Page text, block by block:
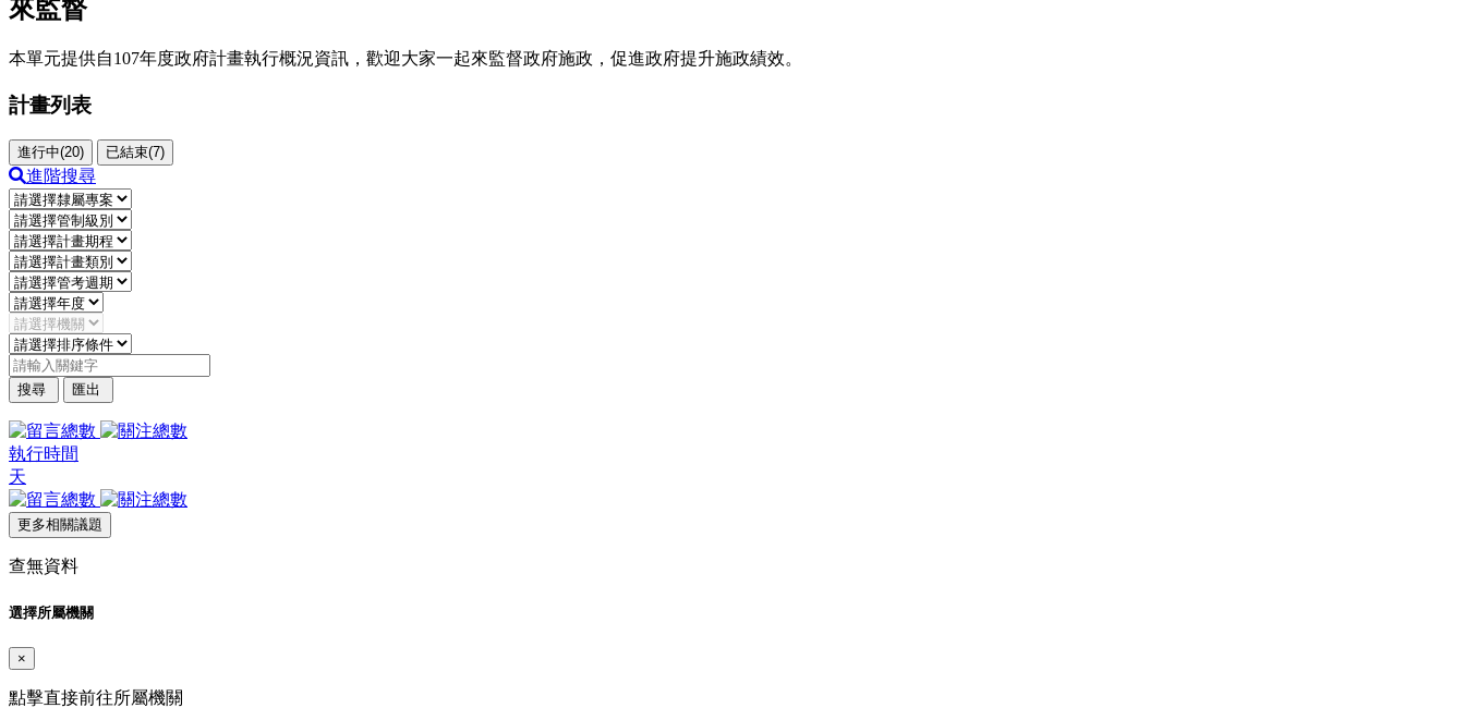
來監督
本單元提供自107年度政府計畫執行概況資訊，歡迎大家一起來監督政府施政，促進政府提升施政績效。
計畫列表
進行中(20) 已結束(7)
進階搜尋
搜尋 匯出
執行時間
天
更多相關議題
查無資料
選擇所屬機關
×
點擊直接前往所屬機關